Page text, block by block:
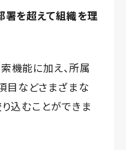
署を超えて組織を理
機能に加え、所属
目などさまざまな
込むことができま